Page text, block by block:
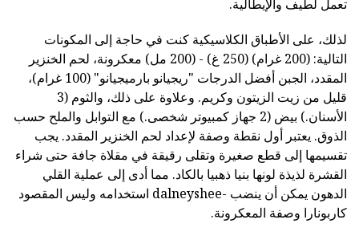
تعمل لطيف والإيطالية.
لذلك، على الأطباق الكلاسيكية كنت في حاجة إلى المكونات
التالية: (200 غرام) (250 غ) - (200 مل) معكرونة، لحم الخنزير
المقدد، الجبن أفضل الدرجات "ريجيانو بارميجيانو" (100 غرام)،
قليل من زيت الزيتون وكريم. وعلاوة على ذلك، والثوم (3
الأسنان.) بيض (2 جهاز كمبيوتر شخصى.) مع التوابل والملح حسب
الذوق. يعتبر أول نقطة وصفة لإعداد لحم الخنزير المقدد. يجب
تقسيمها إلى قطع صغيرة وتقلى رقيقة في مقلاة جافة حتى شراء
القشرة لذيذة لونها بنيا ذهبيا بالكاد. مما أدى إلى عملية القلي
الدهون يمكن أن ينضب -dalneyshee استخدامه وليس المقصود
كاربونارا وصفة المعكرونة.